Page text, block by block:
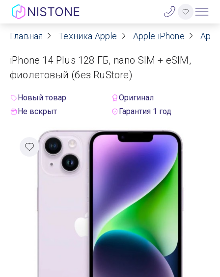
Акции
О нас
Договор оферты
Реквизиты
Контакты
Главная Техника Apple Apple iPhone
iPhone 14 Plus 128 ГБ, nano SIM + eSIM,
фиолетовый (без RuStore)
Новый товар
Оригинал
Не вскрыт
Гарантия 1 год